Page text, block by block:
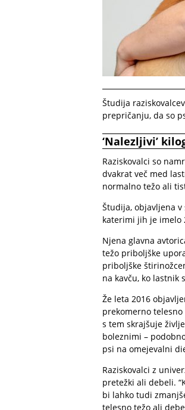
Študija
prepričanju, da so
‘Nalezljivi’
Raziskovalci so
dvakrat več med
normalno težo ali
Študija, objavljena
katerimi jih je imelo
Njena glavna
težo priboljške
priboljške
na kavču, ko lastnik
Že leta 2016
prekomerno
s tem skrajšuje
boleznimi –
psi na omejevalni
Raziskovalci z
pretežki ali debeli.
bi lahko tudi
telesno težo ali